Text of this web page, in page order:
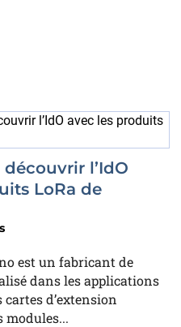
découvrir l’IdO
LoRa de
est un fabricant de
dans les applications
cartes d’extension
modules...